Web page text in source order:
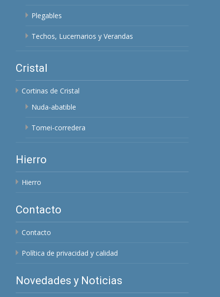
Plegables
Techos, Lucernarios y Verandas
Cristal
Cortinas de Cristal
Nuda-abatible
Tomei-corredera
Hierro
Hierro
Contacto
Contacto
Política de privacidad y calidad
Novedades y Noticias